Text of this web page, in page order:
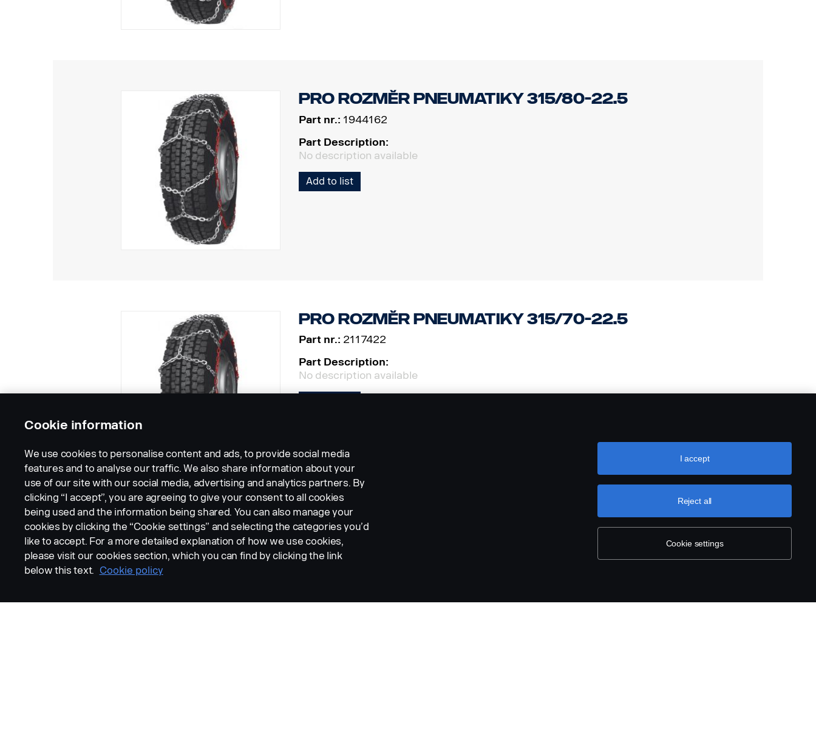
Pro rozměr pneumatiky 315/80-22.5
Part nr.: 1944162
Part Description:
No description available
Add to list
Pro rozměr pneumatiky 315/70-22.5
Part nr.: 2117422
Part Description:
No description available
Pro rozměr pneumatiky 385/55-22.5
Part nr.:2117424
Cookie information
We use cookies to personalise content and ads, to provide social media
features and to analyse our traffic. We also share information about your
use of our site with our social media, advertising and analytics partners. By
clicking “I accept”, you are agreeing to give your consent to all cookies
being used and the information being shared. You can also manage your
cookies by clicking the “Cookie settings” and selecting the categories you’d
like to accept. For a more detailed explanation of how we use cookies,
please visit our cookies section, which you can find by clicking the link
below this text. Cookie policy
Cookie settings
Reject all
I accept